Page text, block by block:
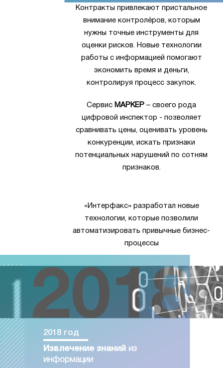
Контракты привлекают пристальное
внимание контролёров, которым
нужны точные инструменты для
оценки рисков. Новые технологии
работы с информацией помогают
экономить время и деньги,
контролируя процесс закупок.
Сервис МАРКЕР – своего рода
цифровой инспектор - позволяет
сравнивать цены, оценивать уровень
конкуренции, искать признаки
потенциальных нарушений по сотням
признаков.
«Интерфакс» разработал новые
технологии, которые позволили
автоматизировать привычные бизнес-
процессы
2018 год
Извлечение знаний из
информации